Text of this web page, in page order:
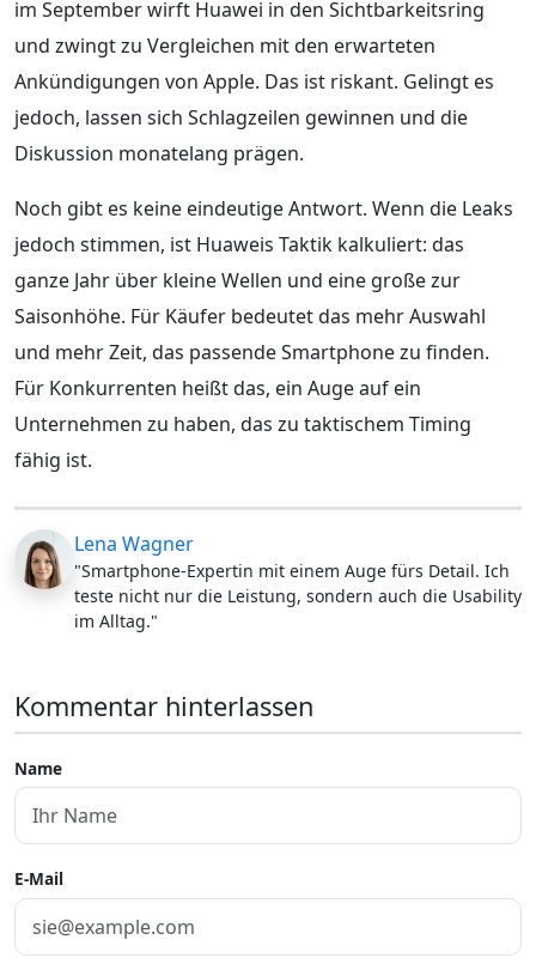
im September wirft Huawei in den Sichtbarkeitsring
und zwingt zu Vergleichen mit den erwarteten
Ankündigungen von Apple. Das ist riskant. Gelingt es
jedoch, lassen sich Schlagzeilen gewinnen und die
Diskussion monatelang prägen.
Noch gibt es keine eindeutige Antwort. Wenn die Leaks
jedoch stimmen, ist Huaweis Taktik kalkuliert: das
ganze Jahr über kleine Wellen und eine große zur
Saisonhöhe. Für Käufer bedeutet das mehr Auswahl
und mehr Zeit, das passende Smartphone zu finden.
Für Konkurrenten heißt das, ein Auge auf ein
Unternehmen zu haben, das zu taktischem Timing
fähig ist.
Lena Wagner
"Smartphone-Expertin mit einem Auge fürs Detail. Ich
teste nicht nur die Leistung, sondern auch die Usability
im Alltag."
Kommentar hinterlassen
Name
E-Mail